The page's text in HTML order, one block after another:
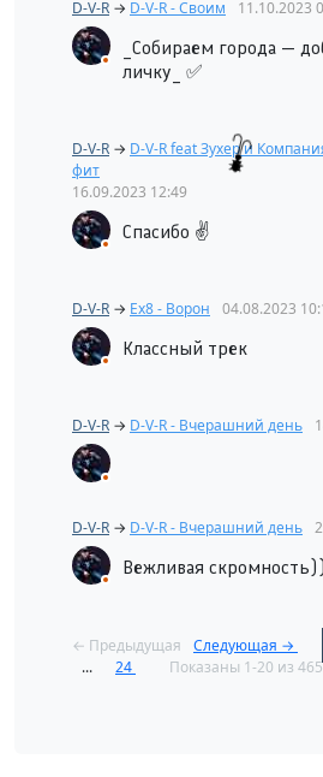
D-V-R → D-V-R - Своим 11.10.2023
_Собираем города —
личку_ ✅
D-V-R → D-V-R feat Зухер и
фит
16.09.2023 12:49
Спасибо ✌
D-V-R → Ex8 - Ворон 04.08.2023
Классный трек
D-V-R → D-V-R - Вчерашний день
D-V-R → D-V-R - Вчерашний день
Вежливая
← Предыдущая Следующая →
...
24 Показаны 1-20 из 465